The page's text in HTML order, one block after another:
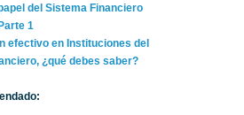
del Sistema Financiero
1
efectivo en Instituciones del
¿qué debes saber?